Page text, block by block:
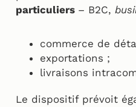
particuliers – B2C,
commerce de
exportations ;
livraisons
Le dispositif prévoit